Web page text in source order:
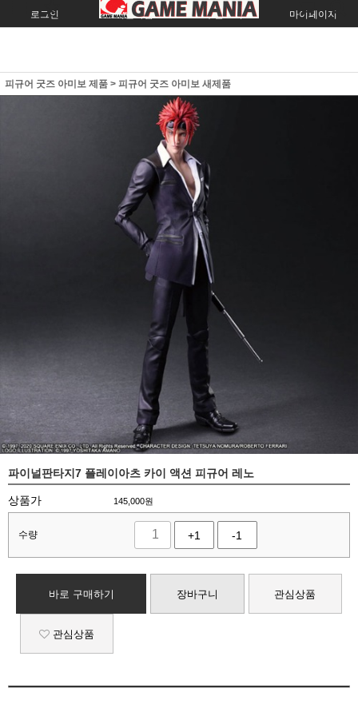
로그인 회원가입 주문조회 마이페이지
피규어 굿즈 아미보 제품 > 피규어 굿즈 아미보 새제품
파이널판타지7 플레이아츠 카이 액션 피규어 레노
상품가 145,000원
수량 +1 -1
바로 구매하기 장바구니 관심상품
관심상품